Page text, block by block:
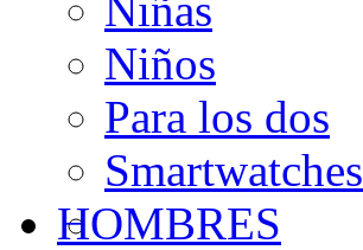
Niños
Para los dos
Smartwatches
HOMBRES